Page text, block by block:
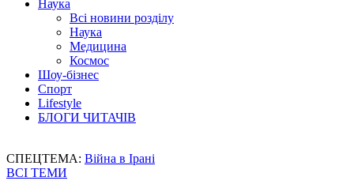
Наука
Всі новини розділу
Наука
Медицина
Космос
Шоу-бізнес
Спорт
Lifestyle
БЛОГИ ЧИТАЧІВ
СПЕЦТЕМА: Війна в Ірані
ВСІ ТЕМИ